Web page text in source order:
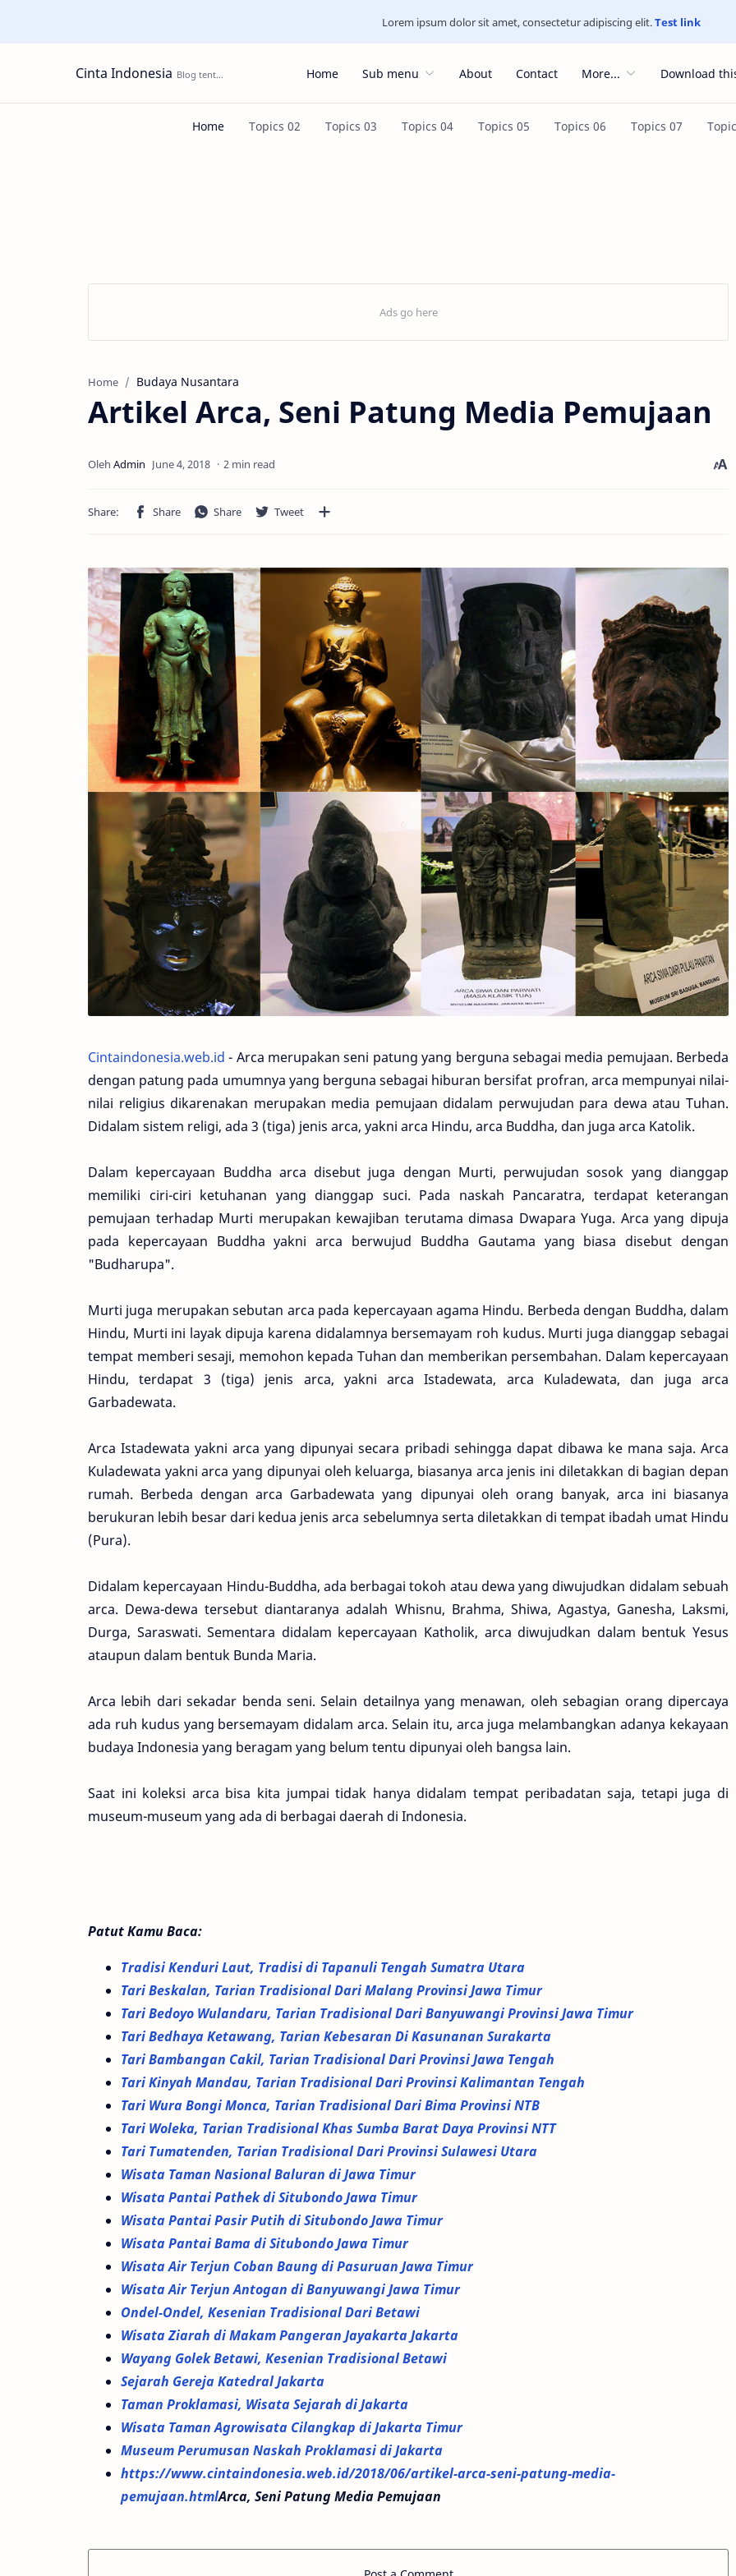
Lorem ipsum dolor sit amet, consectetur adipiscing elit.Test link
Cinta Indonesia Home Sub menu About Contact More... Download
Home Budaya Nusantara
Artikel Arca, Seni Patung Media Pemujaan
2 min read
Cintaindonesia.web.id - Arca merupakan seni patung yang berguna sebagai media pemujaan. Berbeda
dengan patung pada umumnya yang berguna sebagai hiburan bersifat profran, arca mempunyai nilai-
nilai religius dikarenakan merupakan media pemujaan didalam perwujudan para dewa atau Tuhan.
Didalam sistem religi, ada 3 (tiga) jenis arca, yakni arca Hindu, arca Buddha, dan juga arca Katolik.
Dalam kepercayaan Buddha arca disebut juga dengan Murti, perwujudan sosok yang dianggap
memiliki ciri-ciri ketuhanan yang dianggap suci. Pada naskah Pancaratra, terdapat keterangan
pemujaan terhadap Murti merupakan kewajiban terutama dimasa Dwapara Yuga. Arca yang dipuja
pada kepercayaan Buddha yakni arca berwujud Buddha Gautama yang biasa disebut dengan
"Budharupa".
Murti juga merupakan sebutan arca pada kepercayaan agama Hindu. Berbeda dengan Buddha, dalam
Hindu, Murti ini layak dipuja karena didalamnya bersemayam roh kudus. Murti juga dianggap sebagai
tempat memberi sesaji, memohon kepada Tuhan dan memberikan persembahan. Dalam kepercayaan
Hindu, terdapat 3 (tiga) jenis arca, yakni arca Istadewata, arca Kuladewata, dan juga arca
Garbadewata.
Arca Istadewata yakni arca yang dipunyai secara pribadi sehingga dapat dibawa ke mana saja. Arca
Kuladewata yakni arca yang dipunyai oleh keluarga, biasanya arca jenis ini diletakkan di bagian depan
rumah. Berbeda dengan arca Garbadewata yang dipunyai oleh orang banyak, arca ini biasanya
berukuran lebih besar dari kedua jenis arca sebelumnya serta diletakkan di tempat ibadah umat Hindu
(Pura).
Didalam kepercayaan Hindu-Buddha, ada berbagai tokoh atau dewa yang diwujudkan didalam sebuah
arca. Dewa-dewa tersebut diantaranya adalah Whisnu, Brahma, Shiwa, Agastya, Ganesha, Laksmi,
Durga, Saraswati. Sementara didalam kepercayaan Katholik, arca diwujudkan dalam bentuk Yesus
ataupun dalam bentuk Bunda Maria.
Arca lebih dari sekadar benda seni. Selain detailnya yang menawan, oleh sebagian orang dipercaya
ada ruh kudus yang bersemayam didalam arca. Selain itu, arca juga melambangkan adanya kekayaan
budaya Indonesia yang beragam yang belum tentu dipunyai oleh bangsa lain.
Saat ini koleksi arca bisa kita jumpai tidak hanya didalam tempat peribadatan saja, tetapi juga di
museum-museum yang ada di berbagai daerah di Indonesia.
Patut Kamu Baca:
Tradisi Kenduri Laut, Tradisi di Tapanuli Tengah Sumatra Utara
Tari Beskalan, Tarian Tradisional Dari Malang Provinsi Jawa Timur
Tari Bedoyo Wulandaru, Tarian Tradisional Dari Banyuwangi Provinsi Jawa Timur
Tari Bedhaya Ketawang, Tarian Kebesaran Di Kasunanan Surakarta
Tari Bambangan Cakil, Tarian Tradisional Dari Provinsi Jawa Tengah
Tari Kinyah Mandau, Tarian Tradisional Dari Provinsi Kalimantan Tengah
Tari Wura Bongi Monca, Tarian Tradisional Dari Bima Provinsi NTB
Tari Woleka, Tarian Tradisional Khas Sumba Barat Daya Provinsi NTT
Tari Tumatenden, Tarian Tradisional Dari Provinsi Sulawesi Utara
Wisata Taman Nasional Baluran di Jawa Timur
Wisata Pantai Pathek di Situbondo Jawa Timur
Wisata Pantai Pasir Putih di Situbondo Jawa Timur
Wisata Pantai Bama di Situbondo Jawa Timur
Wisata Air Terjun Coban Baung di Pasuruan Jawa Timur
Wisata Air Terjun Antogan di Banyuwangi Jawa Timur
Ondel-Ondel, Kesenian Tradisional Dari Betawi
Wisata Ziarah di Makam Pangeran Jayakarta Jakarta
Wayang Golek Betawi, Kesenian Tradisional Betawi
Sejarah Gereja Katedral Jakarta
Taman Proklamasi, Wisata Sejarah di Jakarta
Wisata Taman Agrowisata Cilangkap di Jakarta Timur
Museum Perumusan Naskah Proklamasi di Jakarta
https://www.cintaindonesia.web.id/2018/06/artikel-arca-seni-patung-media-
pemujaan.htmlArca, Seni Patung Media Pemujaan